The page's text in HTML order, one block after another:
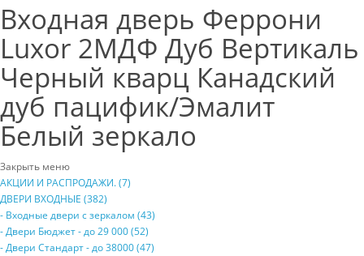
Входная дверь Феррони
Luxor 2МДФ Дуб Вертикаль
Черный кварц Канадский
дуб пацифик/Эмалит
Белый зеркало
Закрыть меню
АКЦИИ И РАСПРОДАЖИ. (7)
ДВЕРИ ВХОДНЫЕ (382)
- Входные двери с зеркалом (43)
- Двери Бюджeт - до 29 000 (52)
- Двери Стaндaрт - до 38000 (47)